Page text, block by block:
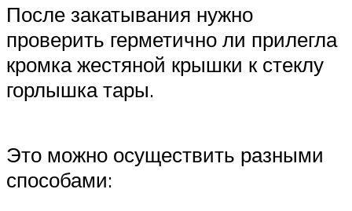
После закатывания нужно
проверить герметично ли прилегла
кромка жестяной крышки к стеклу
горлышка тары.
Это можно осуществить разными
способами: